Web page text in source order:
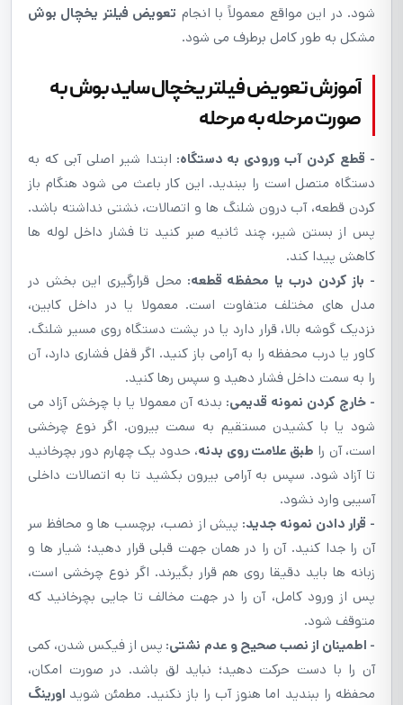
شود. در این مواقع معمولاً با انجام تعویض فیلتر یخچال بوش
مشکل به طور کامل برطرف می شود.
آموزش تعویض فیلتر یخچال ساید بوش به
صورت مرحله به مرحله
- قطع کردن آب ورودی به دستگاه: ابتدا شیر اصلی آبی که به
دستگاه متصل است را ببندید. این کار باعث می شود هنگام باز
کردن قطعه، آب درون شلنگ ها و اتصالات، نشتی نداشته باشد.
پس از بستن شیر، چند ثانیه صبر کنید تا فشار داخل لوله ها
کاهش پیدا کند.
- باز کردن درب یا محفظه قطعه: محل قرارگیری این بخش در
مدل های مختلف متفاوت است. معمولا یا در داخل کابین،
نزدیک گوشه بالا، قرار دارد یا در پشت دستگاه روی مسیر شلنگ.
کاور یا درب محفظه را به آرامی باز کنید. اگر قفل فشاری دارد، آن
را به سمت داخل فشار دهید و سپس رها کنید.
- خارج کردن نمونه قدیمی: بدنه آن معمولا یا با چرخش آزاد می
شود یا با کشیدن مستقیم به سمت بیرون. اگر نوع چرخشی
است، آن را طبق علامت روی بدنه، حدود یک چهارم دور بچرخانید
تا آزاد شود. سپس به آرامی بیرون بکشید تا به اتصالات داخلی
آسیبی وارد نشود.
- قرار دادن نمونه جدید: پیش از نصب، برچسب ها و محافظ سر
آن را جدا کنید. آن را در همان جهت قبلی قرار دهید؛ شیار ها و
زبانه ها باید دقیقا روی هم قرار بگیرند. اگر نوع چرخشی است،
پس از ورود کامل، آن را در جهت مخالف تا جایی بچرخانید که
متوقف شود.
- اطمینان از نصب صحیح و عدم نشتی: پس از فیکس شدن، کمی
آن را با دست حرکت دهید؛ نباید لق باشد. در صورت امکان،
محفظه را ببندید اما هنوز آب را باز نکنید. مطمئن شوید اورینگ